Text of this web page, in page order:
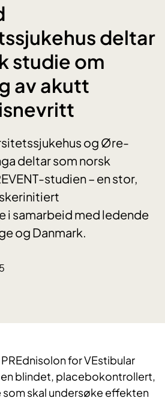
deltar
studie om
av akutt
og Øre-
deltar som norsk
studien – en stor,
i samarbeid med ledende
og Danmark.
for VEstibular
en blindet, placebokontrollert,
skal undersøke effekten